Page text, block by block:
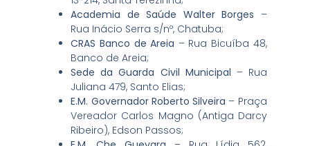
Academia de Saúde Walter Borges –
Rua Inácio Serra s/nº, Chatuba;
CRAS Banco de Areia – Rua Bicuíba 48,
Banco de Areia;
Sede da Guarda Civil Municipal – Rua
Juliana 479, Santo Elias;
E.M. Governador Roberto Silveira – Praça
Vereador Carlos Magno (Antiga Darcy
Ribeiro), Edson Passos;